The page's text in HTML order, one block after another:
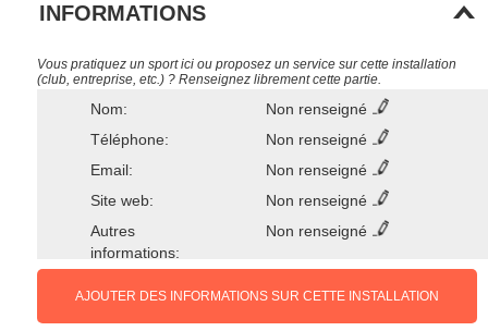
INFORMATIONS
Vous pratiquez un sport ici ou proposez un service sur cette installation
(club, entreprise, etc.) ? Renseignez librement cette partie.
Nom:
Non renseigné
Téléphone:
Non renseigné
Email:
Non renseigné
Site web:
Non renseigné
Autres
informations:
Non renseigné
AJOUTER DES INFORMATIONS SUR CETTE INSTALLATION